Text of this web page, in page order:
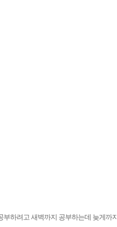
하려고 새벽까지 공부하는데 늦게까지